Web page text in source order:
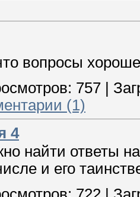
вопросы
757 |
(1)
4
найти ответы
и его